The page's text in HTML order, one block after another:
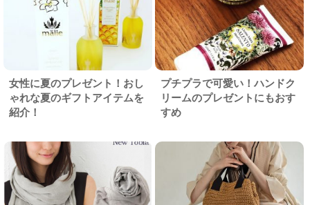
女性に夏のプレゼント！おし
ゃれな夏のギフトアイテムを
紹介！
プチプラで可愛い！ハンドク
リームのプレゼントにもおす
すめ